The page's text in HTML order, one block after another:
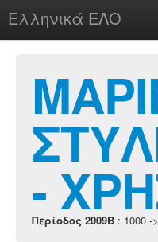
Ελληνικά ΕΛΟ
chesstu.be @ discord
Login
-
Περίοδος 2009B : 1000 -